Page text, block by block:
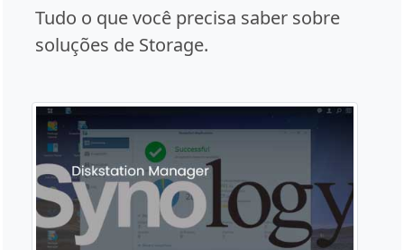
Tudo o que você precisa saber sobre
soluções de Storage.